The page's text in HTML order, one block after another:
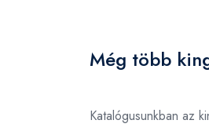
Még több
Katalógusunkban az